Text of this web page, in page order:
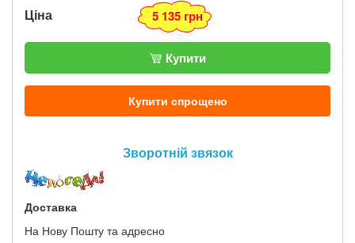
Ціна 5 135 грн
Купити
Купити спрощено
Зворотній звязок
Доставка
На Нову Пошту та адресно